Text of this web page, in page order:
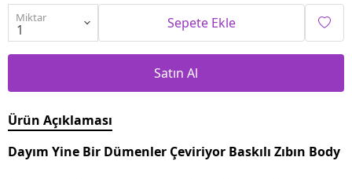
Miktar Sepete Ekle
Satın Al
Ürün Açıklaması
Dayım Yine Bir Dümenler Çeviriyor Baskılı Zıbın Body